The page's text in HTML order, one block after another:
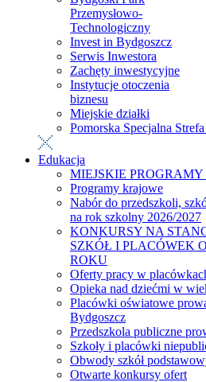
Przemysłowo-
Technologiczny
Invest in Bydgoszcz
Serwis Inwestora
Zachęty inwestycyjne
Instytucje otoczenia
biznesu
Miejskie działki
Pomorska Specjalna
Edukacja
MIEJSKIE
Programy krajowe
Nabór do przedszkoli,
na rok szkolny 2026/2027
KONKURSY NA
SZKÓŁ I PLACÓWEK
ROKU
Oferty pracy w
Opieka nad dziećmi w
Placówki oświatowe
Bydgoszcz
Przedszkola publiczne
Szkoły i placówki
Obwody szkół
Otwarte konkursy ofert